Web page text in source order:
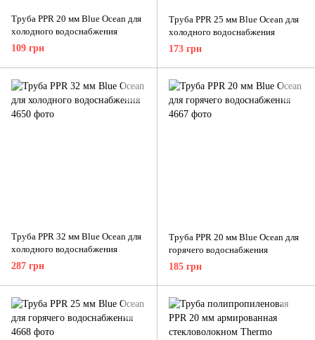
Труба PPR 20 мм Blue Ocean для
холодного водоснабжения
109 грн
Труба PPR 25 мм Blue Ocean для
холодного водоснабжения
173 грн
Труба PPR 32 мм Blue Ocean для
холодного водоснабжения
287 грн
Труба PPR 20 мм Blue Ocean для
горячего водоснабжения
185 грн